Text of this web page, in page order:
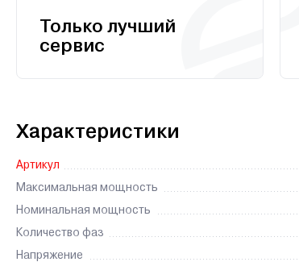
Только лучший
сервис
Характеристики
Артикул
Максимальная мощность
Номинальная мощность
Количество фаз
Напряжение